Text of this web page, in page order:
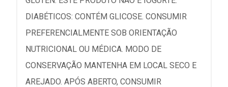
DIABÉTICOS: CONTÉM GLICOSE. CONSUMIR
PREFERENCIALMENTE SOB ORIENTAÇÃO
NUTRICIONAL OU MÉDICA. MODO DE
CONSERVAÇÃO MANTENHA EM LOCAL SECO E
AREJADO. APÓS ABERTO, CONSUMIR